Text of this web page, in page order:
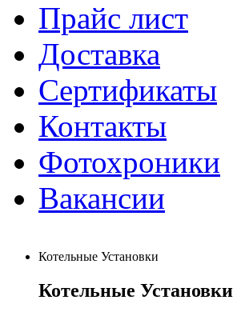
Прайс лист
Доставка
Сертификаты
Контакты
Фотохроники
Вакансии
Котельные Установки
Котельные Установки